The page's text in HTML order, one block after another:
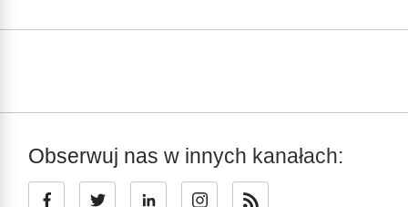
Obserwuj nas w innych kanałach: